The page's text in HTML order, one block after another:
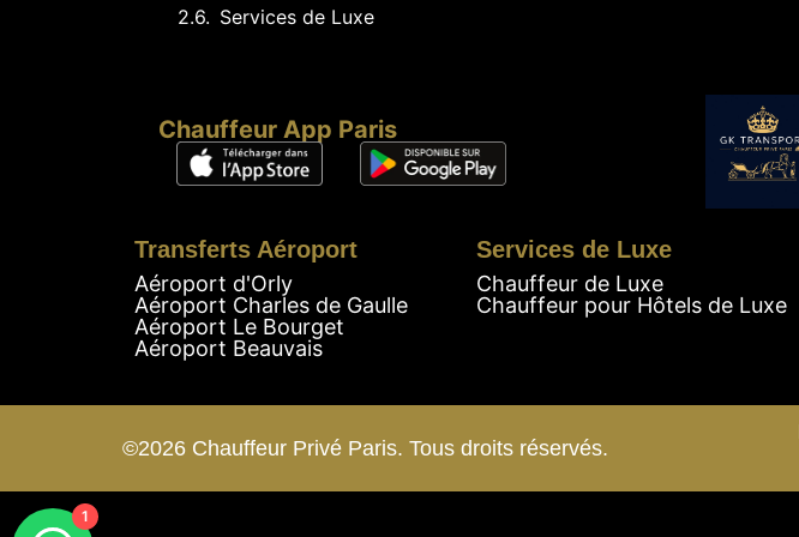
Services de Luxe
Chauffeur App Paris
Transferts Aéroport
Aéroport d'Orly
Aéroport Charles de Gaulle
Aéroport Le Bourget
Aéroport Beauvais
Services de Luxe
Chauffeur de Luxe
Chauffeur pour Hôtels de Luxe
©2026 Chauffeur Privé Paris. Tous droits réservés.
1